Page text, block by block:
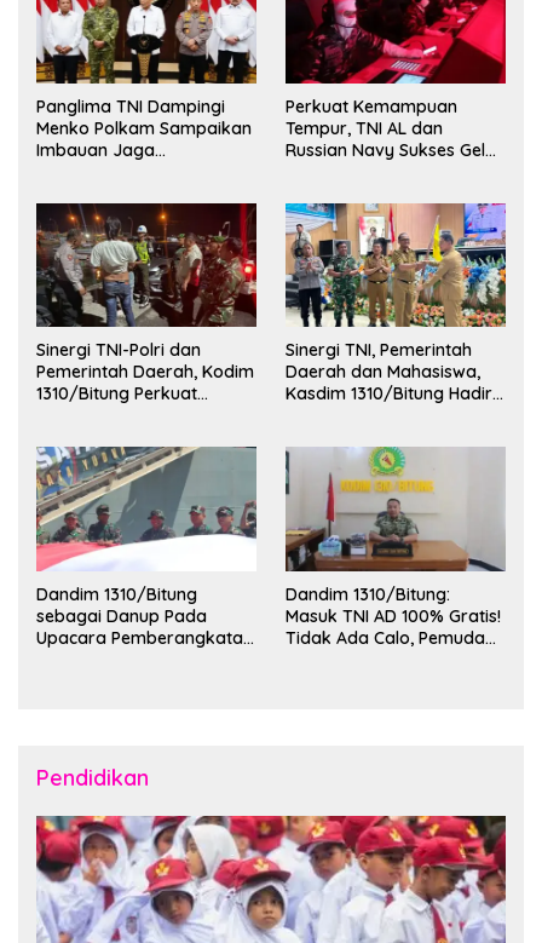
Panglima TNI Dampingi
Menko Polkam Sampaikan
Imbauan Jaga
Perkuat Kemampuan
Tempur, TNI AL dan
Russian Navy Sukses Gelar
Sinergi TNI-Polri dan
Pemerintah Daerah, Kodim
1310/Bitung Perkuat
Sinergi TNI, Pemerintah
Daerah dan Mahasiswa,
Kasdim 1310/Bitung Hadiri
Kota Bitung
Dandim 1310/Bitung
sebagai Danup Pada
Upacara Pemberangkatan
Dandim 1310/Bitung:
Masuk TNI AD 100% Gratis!
Tidak Ada Calo, Pemuda
Pendidikan